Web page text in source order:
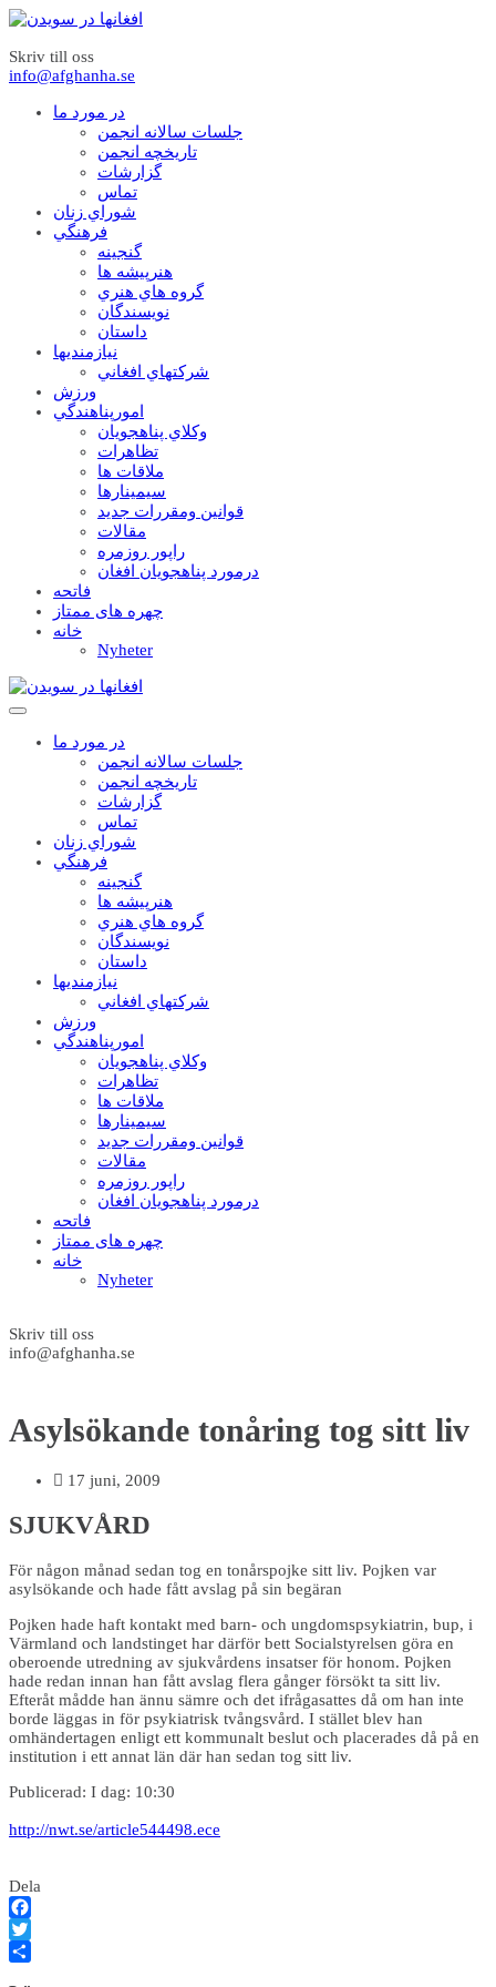
Skriv till oss
info@afghanha.se
در مورد ما
جلسات سالانه انجمن
تاریخچه انجمن
گزارشات
تماس
شوراي زنان
فرهنگي
گنجينه
هنرپيشه ها
گروه هاي هنري
نويسندگان
داستان
نيازمنديها
شرکتهاي افغاني
ورزش
امورپناهندگي
وکلاي پناهجويان
تظاهرات
ملاقات ها
سيمينارها
قوانين ومقررات جديد
مقالات
راپور روزمره
درمورد پناهجويان افغان
فاتحه
چهره های ممتاز
خانه
Nyheter
در مورد ما
جلسات سالانه انجمن
تاریخچه انجمن
گزارشات
تماس
شوراي زنان
فرهنگي
گنجينه
هنرپيشه ها
گروه هاي هنري
نويسندگان
داستان
نيازمنديها
شرکتهاي افغاني
ورزش
امورپناهندگي
وکلاي پناهجويان
تظاهرات
ملاقات ها
سيمينارها
قوانين ومقررات جديد
مقالات
راپور روزمره
درمورد پناهجويان افغان
فاتحه
چهره های ممتاز
خانه
Nyheter
Skriv till oss
info@afghanha.se
Asylsökande tonåring tog sitt liv
17 juni, 2009
SJUKVÅRD
För någon månad sedan tog en tonårspojke sitt liv. Pojken var
asylsökande och hade fått avslag på sin begäran
Pojken hade haft kontakt med barn- och ungdomspsykiatrin, bup, i
Värmland och landstinget har därför bett Socialstyrelsen göra en
oberoende utredning av sjukvårdens insatser för honom. Pojken
hade redan innan han fått avslag flera gånger försökt ta sitt liv.
Efteråt mådde han ännu sämre och det ifrågasattes då om han inte
borde läggas in för psykiatrisk tvångsvård. I stället blev han
omhändertagen enligt ett kommunalt beslut och placerades då på en
institution i ett annat län där han sedan tog sitt liv.
Publicerad: I dag: 10:30
http://nwt.se/article544498.ece
Dela
Facebook
Twitter